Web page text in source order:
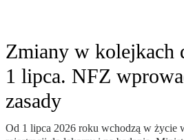
Zmiany w kolejkach
1 lipca. NFZ
zasady
Od 1 lipca 2026 roku wchodzą w życie